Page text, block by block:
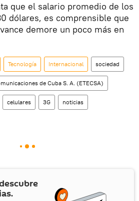
que el salario promedio de los
dólares, es comprensible que
demore un poco más en
Tecnología Internacional sociedad
de Cuba S. A. (ETECSA)
celulares 3G noticias